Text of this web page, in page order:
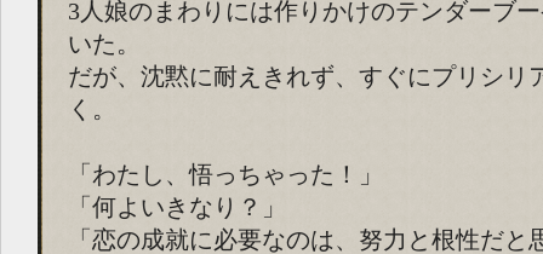
3人娘のまわりには作りかけのテンダーブ
いた。
だが、沈黙に耐えきれず、すぐにプリシリ
く。
「わたし、悟っちゃった！」
「何よいきなり？」
「恋の成就に必要なのは、努力と根性だと